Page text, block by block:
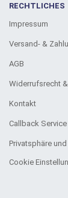
RECHTLICHES
Impressum
Versand- &
AGB
Widerrufsrecht
Kontakt
Callback Service
Privatsphäre
Cookie